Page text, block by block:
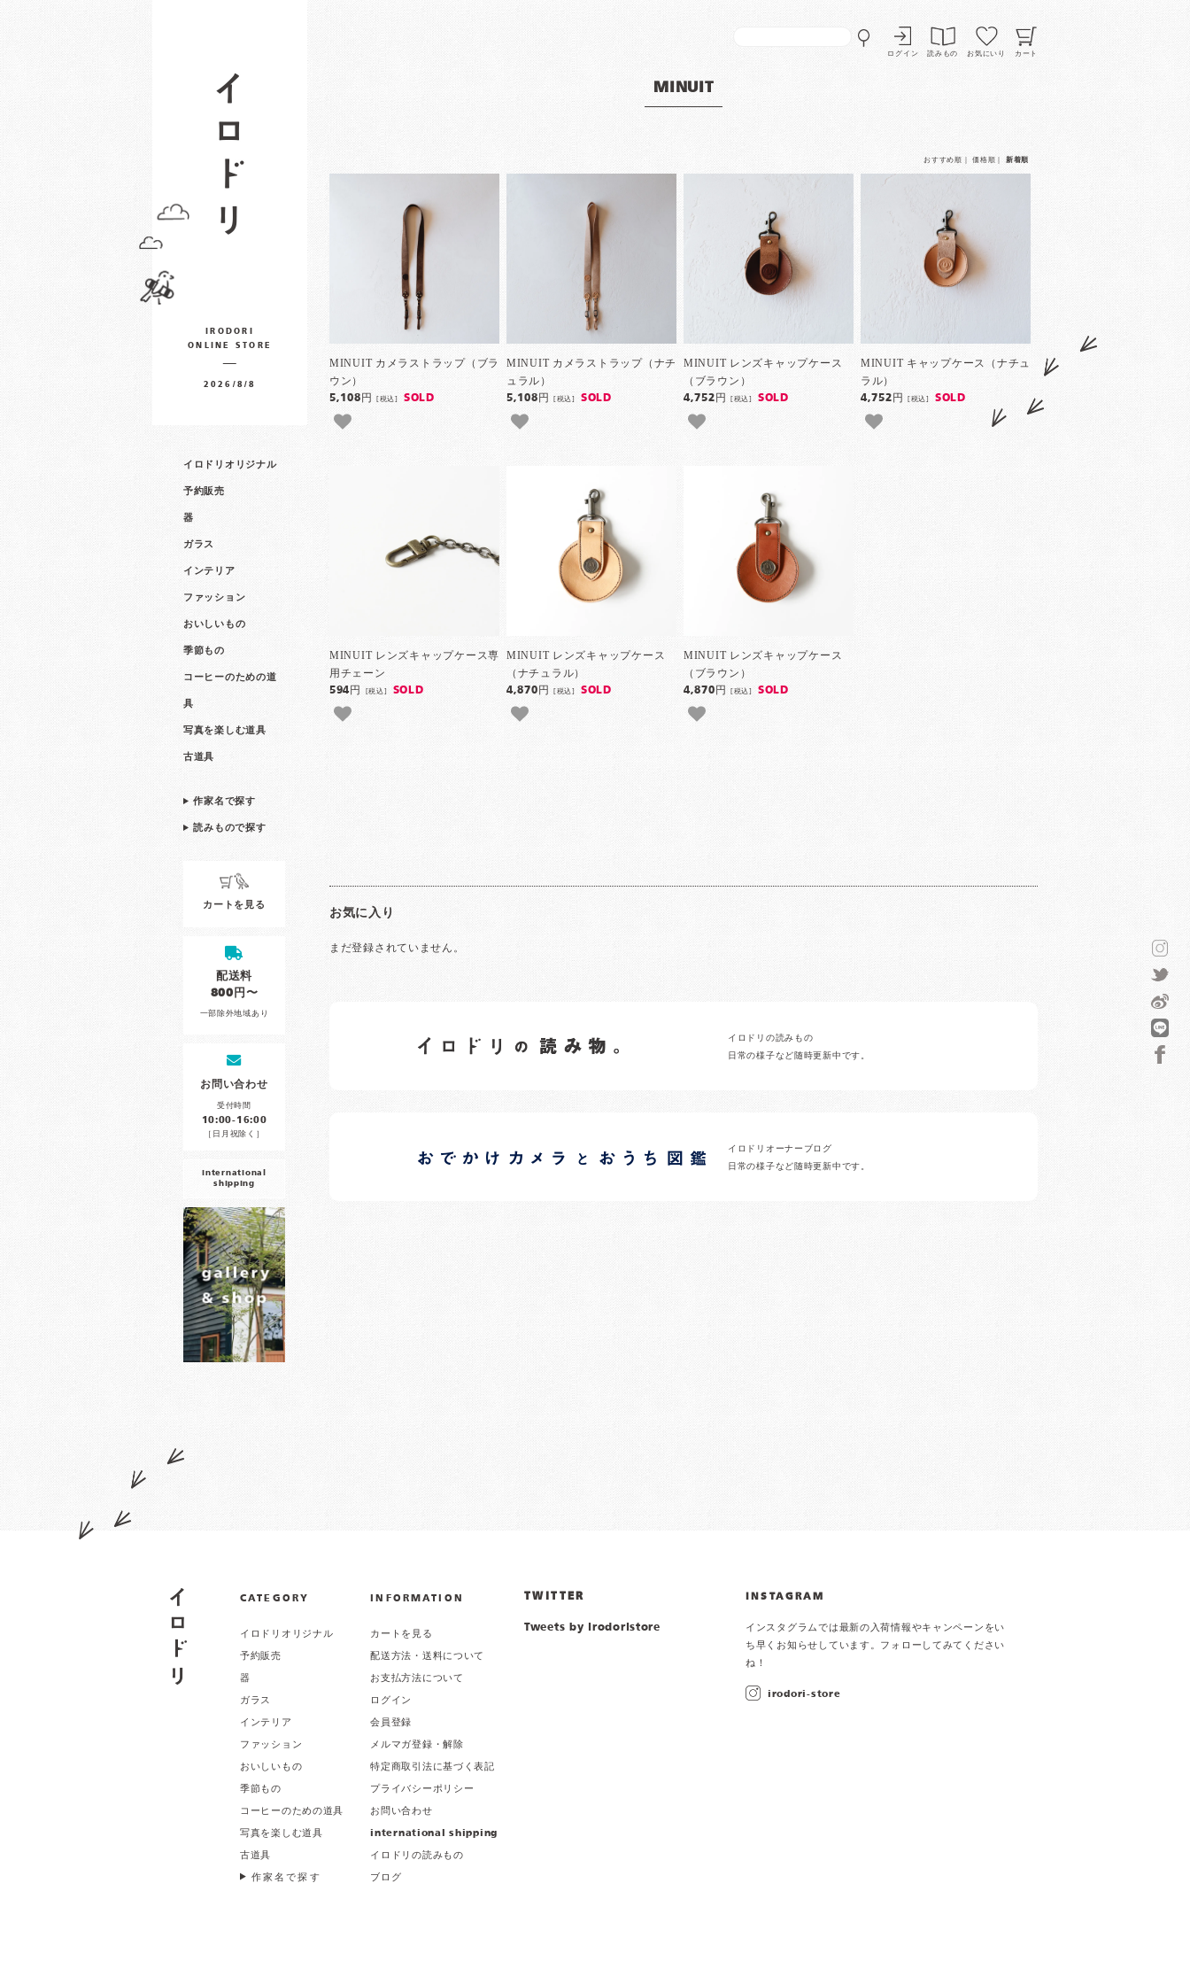
ログイン 読みもの お気にいり カート
IRODORI
ONLINE STORE
2026/8/8
イロドリオリジナル
予約販売
器
ガラス
インテリア
ファッション
おいしいもの
季節もの
コーヒーのための道
具
写真を楽しむ道具
古道具
作家名で探す
読みもので探す
カートを見る
配送料
800円〜
一部除外地域あり
お問い合わせ
受付時間
10:00-16:00
［日月祝除く］
international
shipping
MINUIT
おすすめ順 ｜価格順 新着順
MINUIT カメラストラップ（ブラ
ウン）
5,108円[税込] SOLD
MINUIT カメラストラップ（ナチ
ュラル）
5,108円[税込] SOLD
MINUIT レンズキャップケース
（ブラウン）
4,752円[税込] SOLD
MINUIT キャップケース（ナチュ
ラル）
4,752円[税込] SOLD
MINUIT レンズキャップケース専
用チェーン
594円 [税込] SOLD
MINUIT レンズキャップケース
（ナチュラル）
4,870円[税込] SOLD
MINUIT レンズキャップケース
（ブラウン）
4,870円[税込] SOLD
お気に入り
まだ登録されていません。
イロドリの読みもの
日常の様子など随時更新中です。
イロドリオーナーブログ
日常の様子など随時更新中です。
CATEGORY
イロドリオリジナル
予約販売
器
ガラス
インテリア
ファッション
おいしいもの
季節もの
コーヒーのための道具
写真を楽しむ道具
古道具
作家名で探す
INFORMATION
カートを見る
配送方法・送料について
お支払方法について
ログイン
会員登録
メルマガ登録・解除
特定商取引法に基づく表記
プライバシーポリシー
お問い合わせ
international shipping
イロドリの読みもの
ブログ
TWITTER
Tweets by irodoristore
INSTAGRAM
インスタグラムでは最新の入荷情報やキャンペーンをい
ち早くお知らせしています。フォローしてみてください
ね！
irodori-store